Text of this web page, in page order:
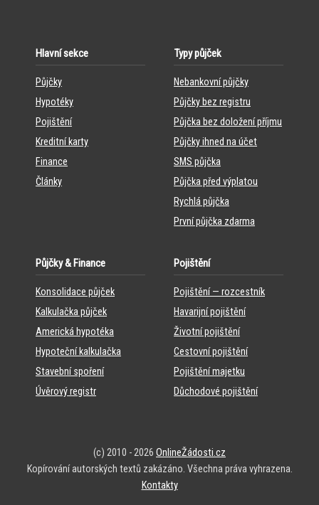
Hlavní sekce
Půjčky
Hypotéky
Pojištění
Kreditní karty
Finance
Články
Typy půjček
Nebankovní půjčky
Půjčky bez registru
Půjčka bez doložení příjmu
Půjčky ihned na účet
SMS půjčka
Půjčka před výplatou
Rychlá půjčka
První půjčka zdarma
Půjčky & Finance
Konsolidace půjček
Kalkulačka půjček
Americká hypotéka
Hypoteční kalkulačka
Stavební spoření
Úvěrový registr
Pojištění
Pojištění — rozcestník
Havarijní pojištění
Životní pojištění
Cestovní pojištění
Pojištění majetku
Důchodové pojištění
(c) 2010 - 2026 OnlineŽádosti.cz
Kopírování autorských textů zakázáno. Všechna práva vyhrazena.
Kontakty